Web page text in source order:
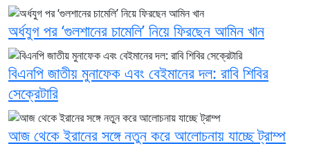
অর্ধযুগ পর ‘গুলশানের চামেলি’ নিয়ে ফিরছেন আমিন খান
বিএনপি জাতীয় মুনাফেক এবং বেইমানের দল: রাবি শিবির
সেক্রেটারি
আজ থেকে ইরানের সঙ্গে নতুন করে আলোচনায় যাচ্ছে ট্রাম্প